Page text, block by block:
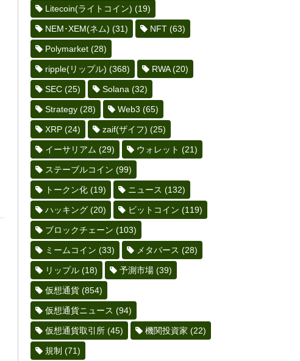
Litecoin(ライトコイン) (19)
NEM･XEM(ネム) (31) NFT (63)
Polymarket (28)
ripple(リップル) (368) RWA(20)
SEC (25) Solana (32)
Strategy (28) Web3 (65)
XRP (24) zaif(ザイフ) (25)
イーサリアム (29) ウォレット (21)
ステーブルコイン (99)
トークン化 (19) ニュース (132)
ハッキング (20) ビットコイン (119)
ブロックチェーン (103)
ミームコイン (33) メタバース (28)
リップル (18) 予測市場 (39)
仮想通貨 (854)
仮想通貨ニュース (94)
仮想通貨取引所 (45) 機関投資家 (22)
規制 (71)